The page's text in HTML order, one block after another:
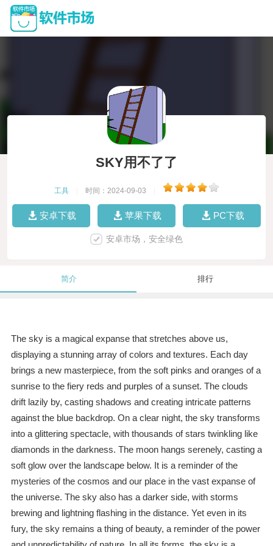
SKY用不了了
工具 时间：2024-09-03
安卓下载 苹果下载 PC下载
安卓市场，安全绿色
简介 排行
The sky is a magical expanse that stretches above us,
displaying a stunning array of colors and textures. Each day
brings a new masterpiece, from the soft pinks and oranges of a
sunrise to the fiery reds and purples of a sunset. The clouds
drift lazily by, casting shadows and creating intricate patterns
against the blue backdrop. On a clear night, the sky transforms
into a glittering spectacle, with thousands of stars twinkling like
diamonds in the darkness. The moon hangs serenely, casting a
soft glow over the landscape below. It is a reminder of the
mysteries of the cosmos and our place in the vast expanse of
the universe. The sky also has a darker side, with storms
brewing and lightning flashing in the distance. Yet even in its
fury, the sky remains a thing of beauty, a reminder of the power